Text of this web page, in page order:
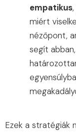
empatikus
miért
nézőpont,
segít
Ezek a stratégiák